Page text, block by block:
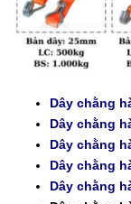
Dây chằng
Dây chằng
Dây chằng
Dây chằng
Dây chằng